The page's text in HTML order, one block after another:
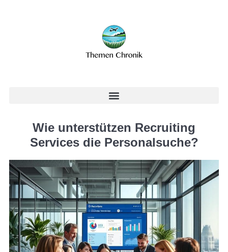
Wie unterstützen Recruiting
Services die Personalsuche?